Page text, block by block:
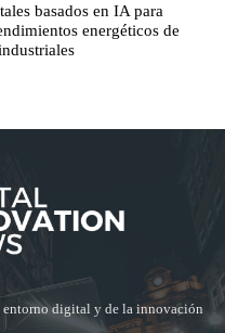
basados en IA para
energéticos de
entorno digital y de la innovación